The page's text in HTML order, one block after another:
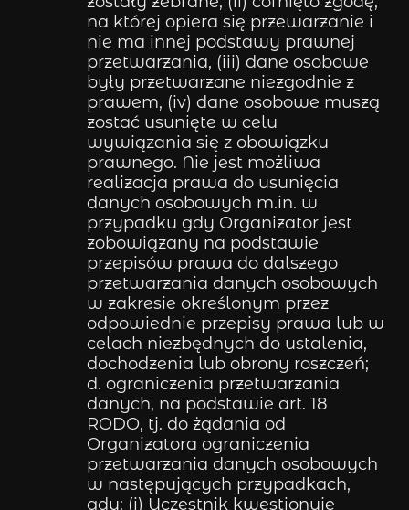
na której opiera się przewarzanie i
nie ma innej podstawy prawnej
przetwarzania, (iii) dane osobowe
były przetwarzane niezgodnie z
prawem, (iv) dane osobowe muszą
zostać usunięte w celu
wywiązania się z obowiązku
prawnego. Nie jest możliwa
realizacja prawa do usunięcia
danych osobowych m.in. w
przypadku gdy Organizator jest
zobowiązany na podstawie
przepisów prawa do dalszego
przetwarzania danych osobowych
w zakresie określonym przez
odpowiednie przepisy prawa lub w
celach niezbędnych do ustalenia,
dochodzenia lub obrony roszczeń;
d. ograniczenia przetwarzania
danych, na podstawie art. 18
RODO, tj. do żądania od
Organizatora ograniczenia
przetwarzania danych osobowych
w następujących przypadkach,
gdy: (i) Uczestnik kwestionuje